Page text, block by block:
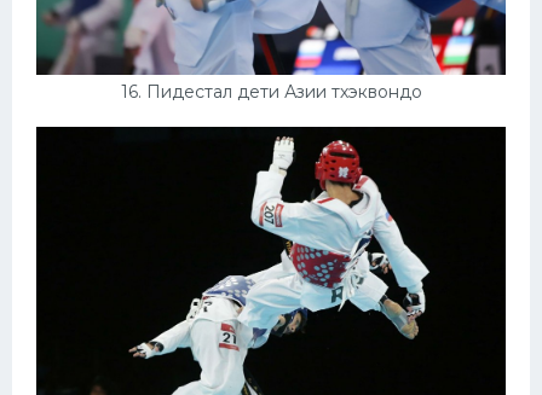
16. Пидестал дети Азии тхэквондо